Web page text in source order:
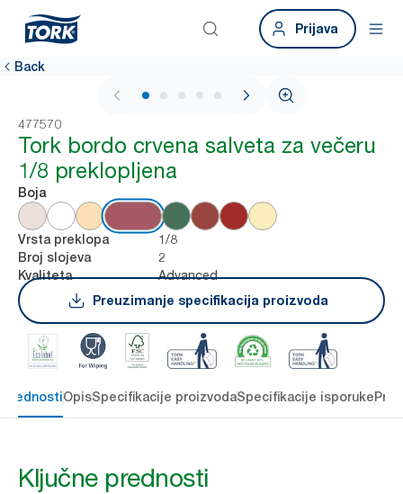
Prijava
Back
1 / 5
477570
Tork bordo crvena salveta za večeru
1/8 preklopljena
Boja
Vrsta preklopa 1/8
Broj slojeva 2
Kvaliteta
Advanced
Preuzimanje specifikacija proizvoda
prednostiOpisSpecifikacije proizvodaSpecifikacije isporuke
Ključne prednosti